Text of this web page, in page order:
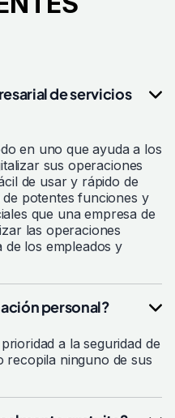
de servicios
en uno que ayuda a los
sus operaciones
de usar y rápido de
potentes funciones y
que una empresa de
las operaciones
de los empleados y
personal?
a la seguridad de
ninguno de sus